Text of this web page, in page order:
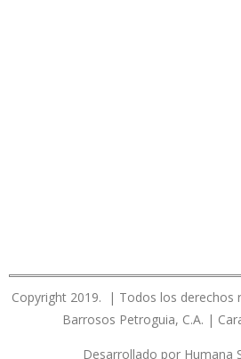
Copyright 2019. | Todos los derechos
Barrosos Petroguia, C.A. |
Desarrollado por Humana